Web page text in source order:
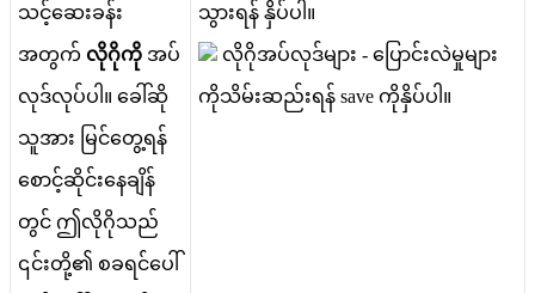
သငဆခန
အတက လဂက အပ
လဒလပပ ။ ခ ဆ
သအ မငတရန
စငဆငနခန
တင ဤလဂသည
၎ငတ၏ စခရငပ
သရန နပပ ။
လဂအပလဒမ - ပငလမမ
ကသမဆညရန save ကနပပ ။